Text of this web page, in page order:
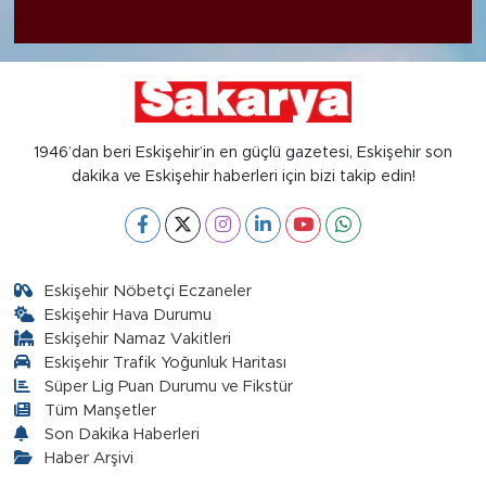
1946’dan beri Eskişehir’in en güçlü gazetesi, Eskişehir son
dakika ve Eskişehir haberleri için bizi takip edin!
Eskişehir Nöbetçi Eczaneler
Eskişehir Hava Durumu
Eskişehir Namaz Vakitleri
Eskişehir Trafik Yoğunluk Haritası
Süper Lig Puan Durumu ve Fikstür
Tüm Manşetler
Son Dakika Haberleri
Haber Arşivi